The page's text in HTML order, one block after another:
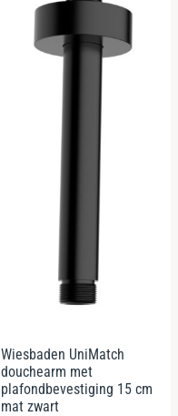
Wiesbaden UniMatch
douchearm met
plafondbevestiging 15 cm
mat zwart